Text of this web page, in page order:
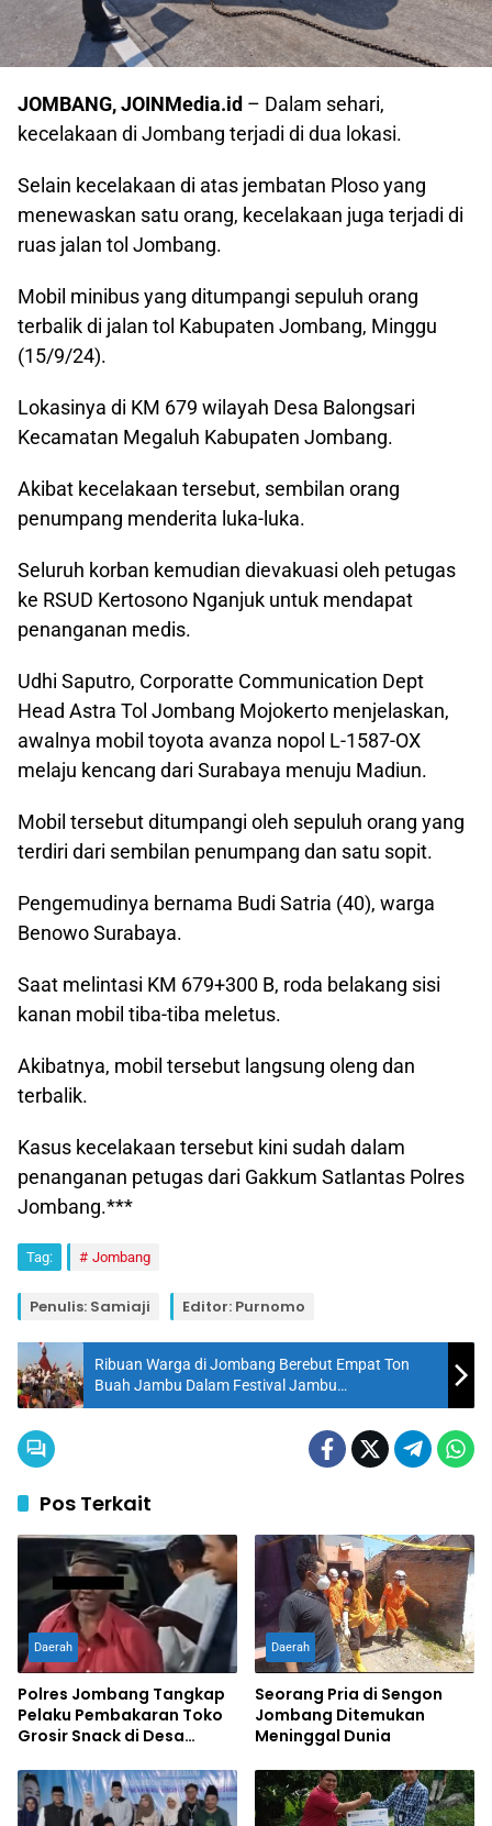
JOMBANG, JOINMedia.id – Dalam sehari,
kecelakaan di Jombang terjadi di dua lokasi.
Selain kecelakaan di atas jembatan Ploso yang
menewaskan satu orang, kecelakaan juga terjadi di
ruas jalan tol Jombang.
Mobil minibus yang ditumpangi sepuluh orang
terbalik di jalan tol Kabupaten Jombang, Minggu
(15/9/24).
Lokasinya di KM 679 wilayah Desa Balongsari
Kecamatan Megaluh Kabupaten Jombang.
Akibat kecelakaan tersebut, sembilan orang
penumpang menderita luka-luka.
Seluruh korban kemudian dievakuasi oleh petugas
ke RSUD Kertosono Nganjuk untuk mendapat
penanganan medis.
Udhi Saputro, Corporatte Communication Dept
Head Astra Tol Jombang Mojokerto menjelaskan,
awalnya mobil toyota avanza nopol L-1587-OX
melaju kencang dari Surabaya menuju Madiun.
Mobil tersebut ditumpangi oleh sepuluh orang yang
terdiri dari sembilan penumpang dan satu sopit.
Pengemudinya bernama Budi Satria (40), warga
Benowo Surabaya.
Saat melintasi KM 679+300 B, roda belakang sisi
kanan mobil tiba-tiba meletus.
Akibatnya, mobil tersebut langsung oleng dan
terbalik.
Kasus kecelakaan tersebut kini sudah dalam
penanganan petugas dari Gakkum Satlantas Polres
Jombang.***
Tag: Jombang
Penulis: Samiaji Editor: Purnomo
Ribuan Warga di Jombang Berebut Empat Ton
Buah Jambu Dalam Festival Jambu
Gondangmanis
Pos Terkait
Daerah
Polres Jombang Tangkap
Pelaku Pembakaran Toko
Grosir Snack di Desa
Daerah
Seorang Pria di Sengon
Jombang Ditemukan
Meninggal Dunia